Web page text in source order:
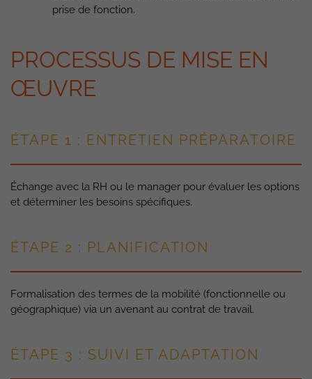
prise de fonction.
PROCESSUS DE MISE EN
ŒUVRE
ÉTAPE 1 : ENTRETIEN PRÉPARATOIRE
Échange avec la RH ou le manager pour évaluer les options
et déterminer les besoins spécifiques.
ÉTAPE 2 : PLANIFICATION
Formalisation des termes de la mobilité (fonctionnelle ou
géographique) via un avenant au contrat de travail.
ÉTAPE 3 : SUIVI ET ADAPTATION